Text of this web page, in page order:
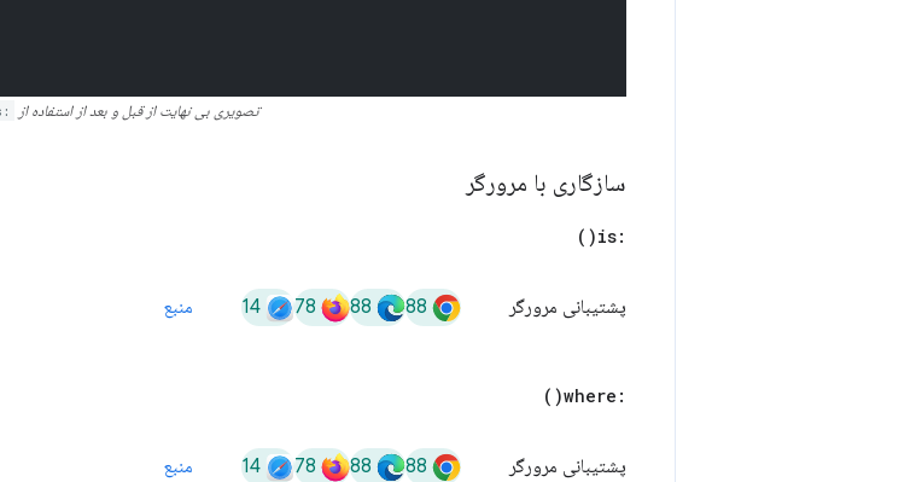
تصویری بی نهایت از قبل و بعد از استفاده از :is()
سازگاری با مرورگر
:
is(
)
پشتیبانی مرورگر 88
88
78
14 منبع
:
where(
)
پشتیبانی مرورگر 88
88
78
14 منبع